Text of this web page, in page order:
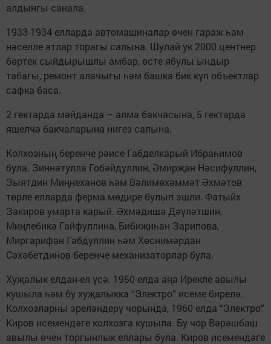
алдынгы санала.
1933-1934 елларда автомашиналар өчен гараж һәм
нәселле атлар торагы салына. Шулай ук 2000 центнер
бөртек сыйдырышлы амбар, өсте ябулы ындыр
табагы, ремонт алачыгы һәм башка бик күп объектлар
сафка баса.
2 гектарда мәйданда – алма бакчасына, 5 гектарда
яшелчә бакчаларына нигез салына.
Колхозның беренче рәисе Габделкарый Ибраһимов
була. Зиннәтулла Гобәйдуллин, Әмирҗан Нәсифуллин,
Зыятдин Миңнеханов һәм Вәлимөхәммәт Әхмәтов
төрле елларда ферма мөдире булып эшли. Фатыйх
Закиров умарта карый. Әхмәдиша Дәүләтшин,
Миңлебикә Гайфуллина, Бибиҗиһан Зарипова,
Миргарифан Габдуллин һәм Хөснимәрдан
Сәхәбетдинов беренче механизаторлар була.
Хуҗалык елдан-ел үсә. 1950 елда аңа Ирекле авылы
кушыла һәм бу хуҗалыкка “Электро” исеме бирелә.
Колхозларны эреләндерү чорында, 1960 елда “Электро”
Киров исемендәге колхозга кушыла. Бу чор Вәрәшбаш
авылы өчен торгынлык еллары була. Киров исемендәге